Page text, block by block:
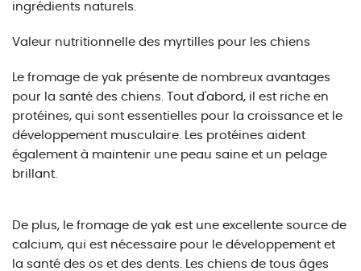
ingrédients naturels.
Valeur nutritionnelle des myrtilles pour les chiens
Le fromage de yak présente de nombreux avantages
pour la santé des chiens. Tout d'abord, il est riche en
protéines, qui sont essentielles pour la croissance et le
développement musculaire. Les protéines aident
également à maintenir une peau saine et un pelage
brillant.
De plus, le fromage de yak est une excellente source de
calcium, qui est nécessaire pour le développement et
la santé des os et des dents. Les chiens de tous âges